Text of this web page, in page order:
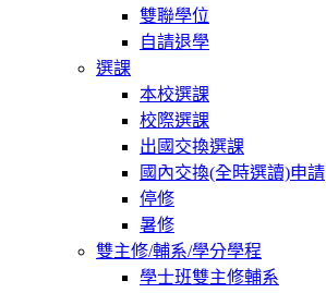
雙聯學位
自請退學
選課
本校選課
校際選課
出國交換選課
國內交換(全時選讀)申請
停修
暑修
雙主修/輔系/學分學程
學士班雙主修輔系